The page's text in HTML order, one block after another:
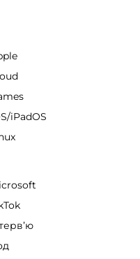
iPadOS